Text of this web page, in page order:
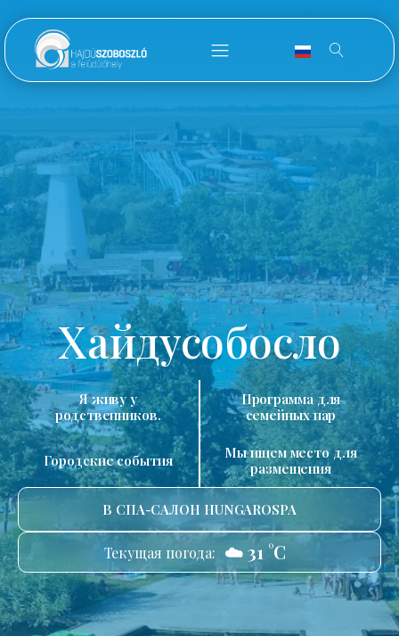
Хайдусобосло
Я живу у
родственников.
Программа для
семейных пар
Городские события
Мы ищем место для
размещения
В СПА-САЛОН HUNGAROSPA
Текущая погода: ☁️ 31 °C